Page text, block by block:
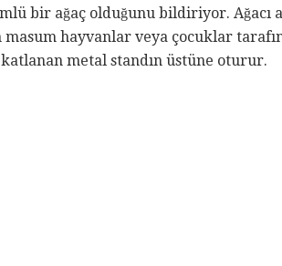
bir ağaç olduğunu bildiriyor. Ağacı
hayvanlar veya çocuklar
katlanan metal standın üstüne oturur.